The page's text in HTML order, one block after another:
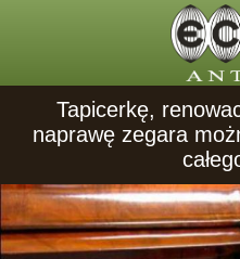
Tapicerkę,
naprawę zegara